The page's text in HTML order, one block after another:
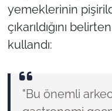
yemeklerinin
çıkarıldığını
kullandı:
"Bu önemli